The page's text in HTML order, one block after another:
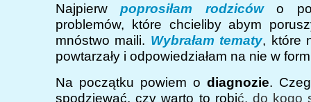
Najpierwpoprosiłam rodziców
o
problemów, które chcieliby abym
mnóstwo maili. Wybrałam tematy, które
powtarzały i odpowiedziałam na nie w
Na początku powiem o diagnozie.
spodziewać, czy warto to robić, do kogo